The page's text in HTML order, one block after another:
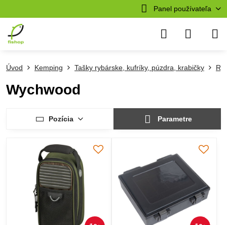
Panel používateľa
Úvod Kemping Tašky rybárske, kufríky, púzdra, krabičky
Wychwood
Pozícia Parametre